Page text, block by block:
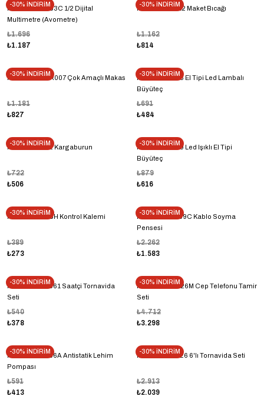
-30% İNDİRİM
Proskit MT-1233C 1/2 Dijital
Multimetre (Avometre)
₺1.187
₺1.696
-30% İNDİRİM
Proskit Dk-2112 Maket Bıcağı
₺814
₺1.162
-30% İNDİRİM
Proskit 8PK-SR007 Çok Amaçlı Makas
₺827
₺1.181
-30% İNDİRİM
Proskit Ma-023 El Tipi Led Lambalı
Büyüteç
₺484
₺691
-30% İNDİRİM
Proskit PA-102 Kargaburun
₺506
₺722
-30% İNDİRİM
Proskit MA-019 Led Işıklı El Tipi
Büyüteç
₺616
₺879
-30% İNDİRİM
Proskit Sd-328H Kontrol Kalemi
₺273
₺389
-30% İNDİRİM
Proskit 608-369C Kablo Soyma
Pensesi
₺1.583
₺2.262
-30% İNDİRİM
Proskit 8PK-2061 Saatçi Tornavida
Seti
₺378
₺540
-30% İNDİRİM
Proskit SD-9326M Cep Telefonu Tamir
Seti
₺3.298
₺4.712
-30% İNDİRİM
Proskit 908-366A Antistatik Lehim
Pompası
₺413
₺591
-30% İNDİRİM
Proskit SW-2126 6'lı Tornavida Seti
₺2.039
₺2.913